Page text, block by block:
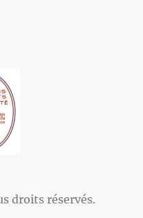
droits réservés.